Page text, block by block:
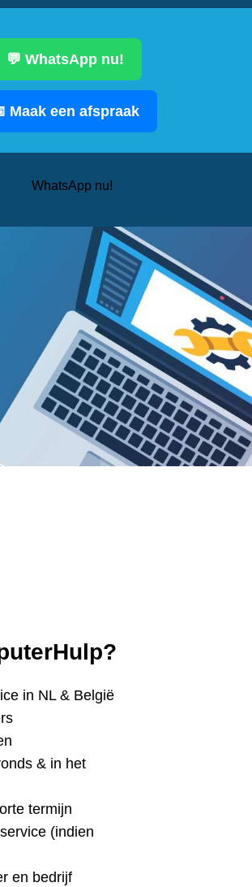
💬 WhatsApp nu!
Maak een afspraak
WhatsApp nu!
in NL & België
& in het
termijn
(indien
en bedrijf